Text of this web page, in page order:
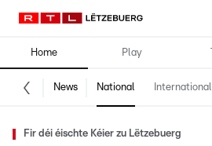
Home Play
News National International
Fir déi éischte Kéier zu Lëtzebuerg